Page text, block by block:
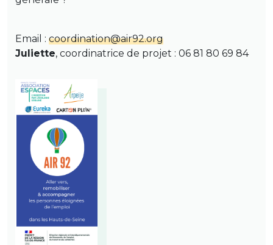
Email : coordination@air92.org
Juliette, coordinatrice de projet : 06 81 80 69 84